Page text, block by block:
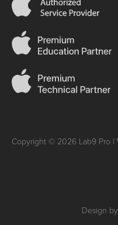
Copyright © 2026 Lab9 Pro |
Design